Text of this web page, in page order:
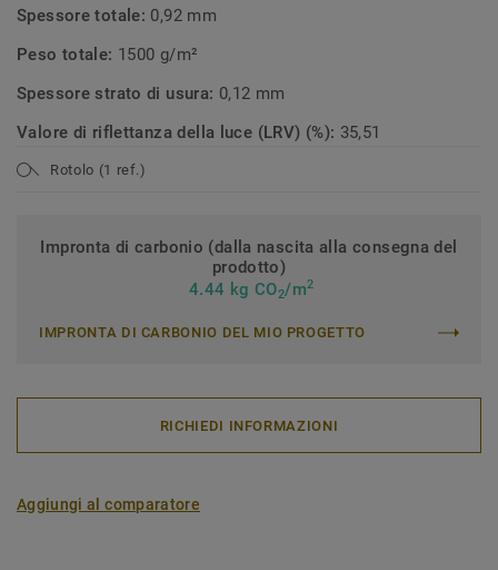
Spessore totale: 0,92 mm
Peso totale: 1500 g/m²
Spessore strato di usura: 0,12 mm
Valore di riflettanza della luce (LRV) (%): 35,51
Rotolo (1 ref.)
Impronta di carbonio (dalla nascita alla consegna del
prodotto)
4.44 kg CO2/m2
IMPRONTA DI CARBONIO DEL MIO PROGETTO
RICHIEDI INFORMAZIONI
Aggiungi al comparatore